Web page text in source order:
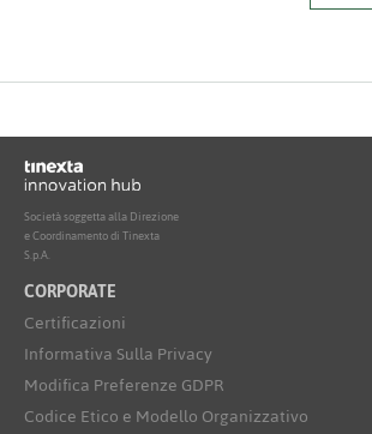
Società soggetta alla Direzione
e Coordinamento di Tinexta
S.p.A.
CORPORATE
Certificazioni
Informativa Sulla Privacy
Modifica Preferenze GDPR
Codice Etico e Modello Organizzativo